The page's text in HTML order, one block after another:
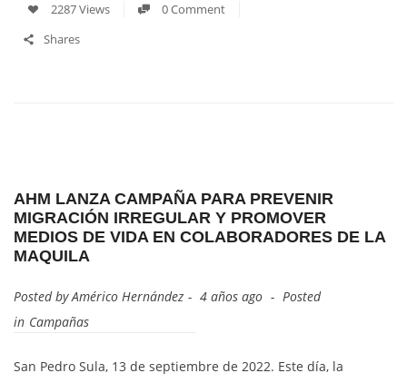
2287 Views
0 Comment
Shares
AHM LANZA CAMPAÑA PARA PREVENIR
MIGRACIÓN IRREGULAR Y PROMOVER
MEDIOS DE VIDA EN COLABORADORES DE LA
MAQUILA
Posted byAmérico Hernández 4 años ago
Posted
in Campañas
San Pedro Sula, 13 de septiembre de 2022. Este día, la